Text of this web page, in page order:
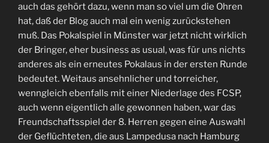
auch das gehört dazu, wenn man so viel um die Ohren
hat, daß der Blog auch mal ein wenig zurückstehen
muß. Das Pokalspiel in Münster war jetzt nicht wirklich
der Bringer, eher business as usual, was für uns nichts
anderes als ein erneutes Pokalaus in der ersten Runde
bedeutet. Weitaus ansehnlicher und torreicher,
wenngleich ebenfalls mit einer Niederlage des FCSP,
auch wenn eigentlich alle gewonnen haben, war das
Freundschaftsspiel der 8. Herren gegen eine Auswahl
der Geflüchteten, die aus Lampedusa nach Hamburg